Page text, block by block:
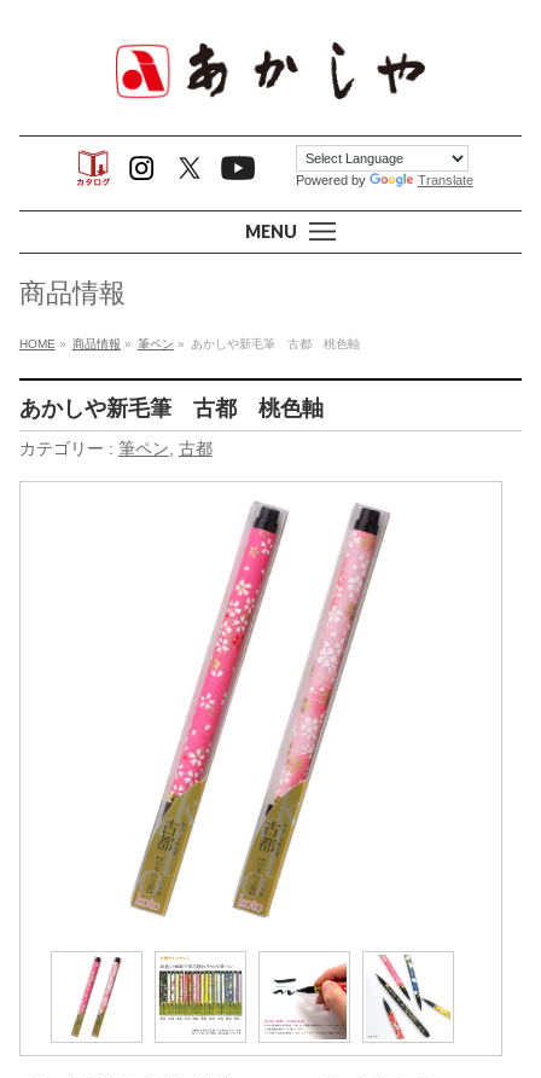
MENU
Powered by Translate
商品情報
HOME » 商品情報 » 筆ペン » あかしや新毛筆 古都 桃色軸
あかしや新毛筆 古都 桃色軸
カテゴリー : 筆ペン 古都